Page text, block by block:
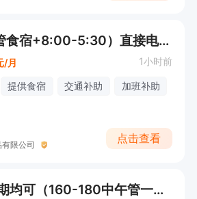
包子厂普工（管食宿+8:00-5:30）直接电话联系
/月 1小时前
提供食宿 交通补助
加班补助
限公司
点击查看
日结兼职长期均可（160-180中午管一顿餐）